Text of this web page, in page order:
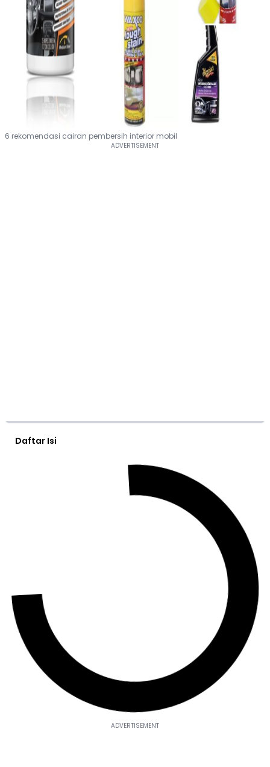
6 rekomendasi cairan pembersih interior mobil
Daftar Isi